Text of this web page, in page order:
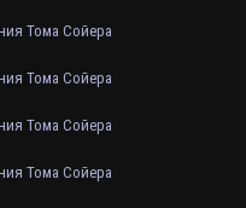
Тома Сойера
Тома Сойера
Тома Сойера
Тома Сойера